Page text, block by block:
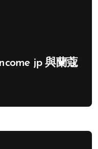
jp 與蘭蔻